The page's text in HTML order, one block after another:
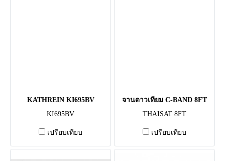
KATHREIN KI695BV
KI695BV
เปรียบเทียบ
จานดาวเทียม C-BAND 8FT
THAISAT 8FT
เปรียบเทียบ